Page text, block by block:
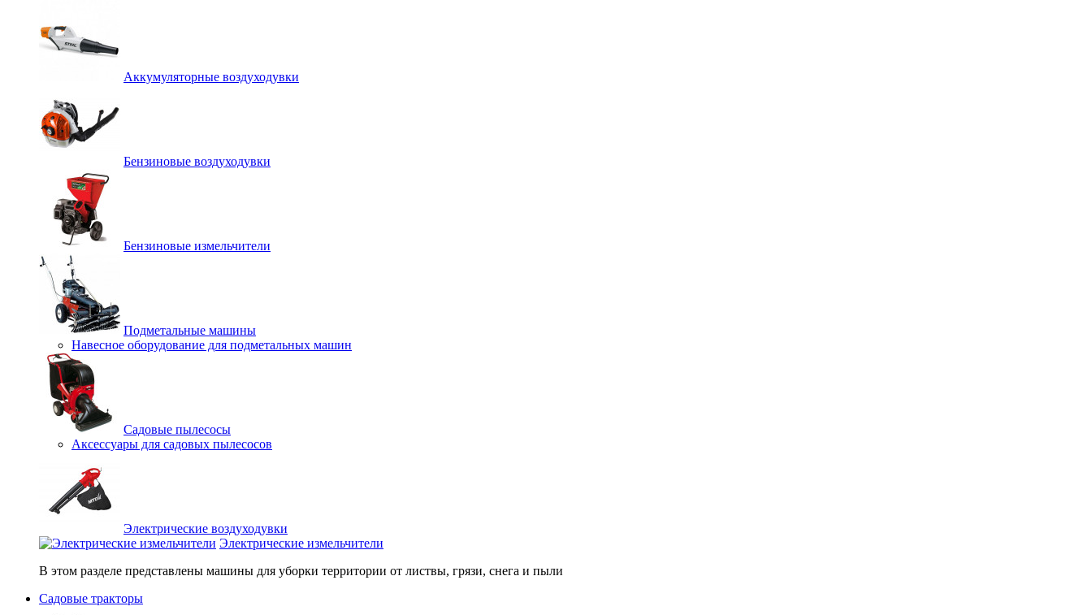
Аккумуляторные воздуходувки
Бензиновые воздуходувки
Бензиновые измельчители
Подметальные машины
Навесное оборудование для подметальных машин
Садовые пылесосы
Аксессуары для садовых пылесосов
Электрические воздуходувки
Электрические измельчители
В этом разделе представлены машины для уборки территории от листвы, грязи, снега и пыли
Садовые тракторы